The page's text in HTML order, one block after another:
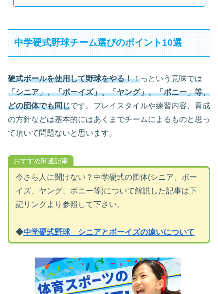
中学硬式野球チーム選びのポイント10選
硬式ボールを使用して野球をやる！！っという意味では
「シニア」、「ボーイズ」、「ヤング」、「ポニー」等、
どの団体でも同じです。プレイスタイルや練習内容、育成
の方針などは基本的にはあくまでチームによるものと思っ
て頂いて問題ないと思います。
おすすめ関連記事
今さら人に聞けない？中学硬式の団体(シニア、ボー
イズ、ヤング、ポニー等)について解説した記事は下
記リンクより参照して下さい。
◆中学硬式野球 シニアとボーイズの違いについて